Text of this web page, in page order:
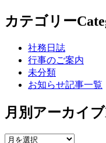
カテゴリー
社務日誌
行事のご案内
未分類
お知らせ記事一覧
月別アーカイブ